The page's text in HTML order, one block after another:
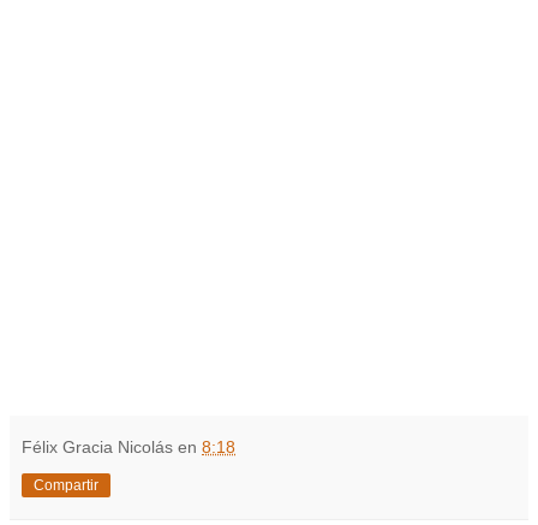
Félix Gracia Nicolás en 8:18
Compartir